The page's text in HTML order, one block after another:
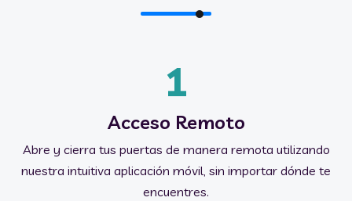
1
Acceso Remoto
Abre y cierra tus puertas de manera remota utilizando
nuestra intuitiva aplicación móvil, sin importar dónde te
encuentres.